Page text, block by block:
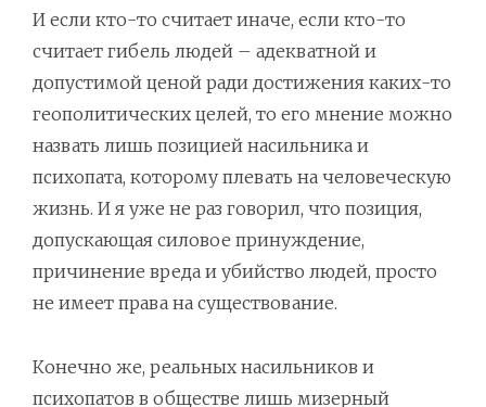
И если кто-то считает иначе, если кто-то
считает гибель людей – адекватной и
допустимой ценой ради достижения каких-то
геополитических целей, то его мнение можно
назвать лишь позицией насильника и
психопата, которому плевать на человеческую
жизнь. И я уже не раз говорил, что позиция,
допускающая силовое принуждение,
причинение вреда и убийство людей, просто
не имеет права на существование.
Конечно же, реальных насильников и
психопатов в обществе лишь мизерный